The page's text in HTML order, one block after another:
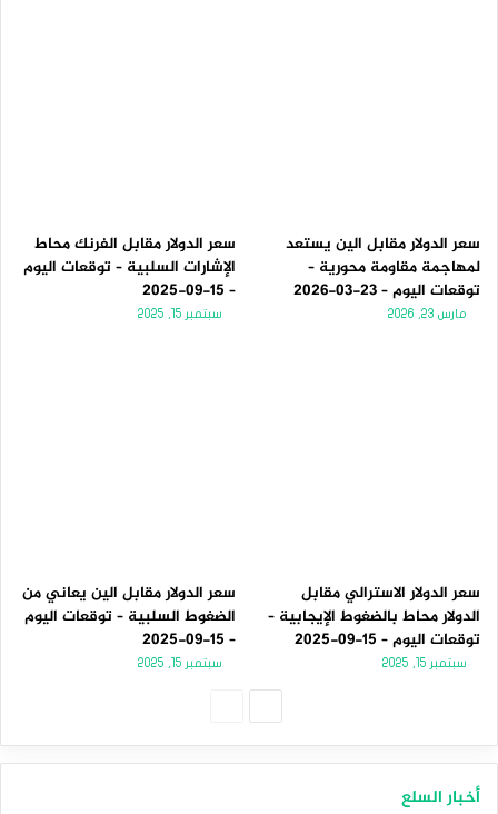
سعر الدولار مقابل الين يستعد
لمهاجمة مقاومة محورية –
توقعات اليوم – 23-03-2026
مارس 23, 2026
سعر الدولار مقابل الفرنك محاط
الإشارات السلبية – توقعات اليوم
– 15-09-2025
سبتمبر 15, 2025
سعر الدولار الاسترالي مقابل
الدولار محاط بالضغوط الإيجابية –
توقعات اليوم – 15-09-2025
سبتمبر 15, 2025
سعر الدولار مقابل الين يعاني من
الضغوط السلبية – توقعات اليوم
– 15-09-2025
سبتمبر 15, 2025
أخبار السلع